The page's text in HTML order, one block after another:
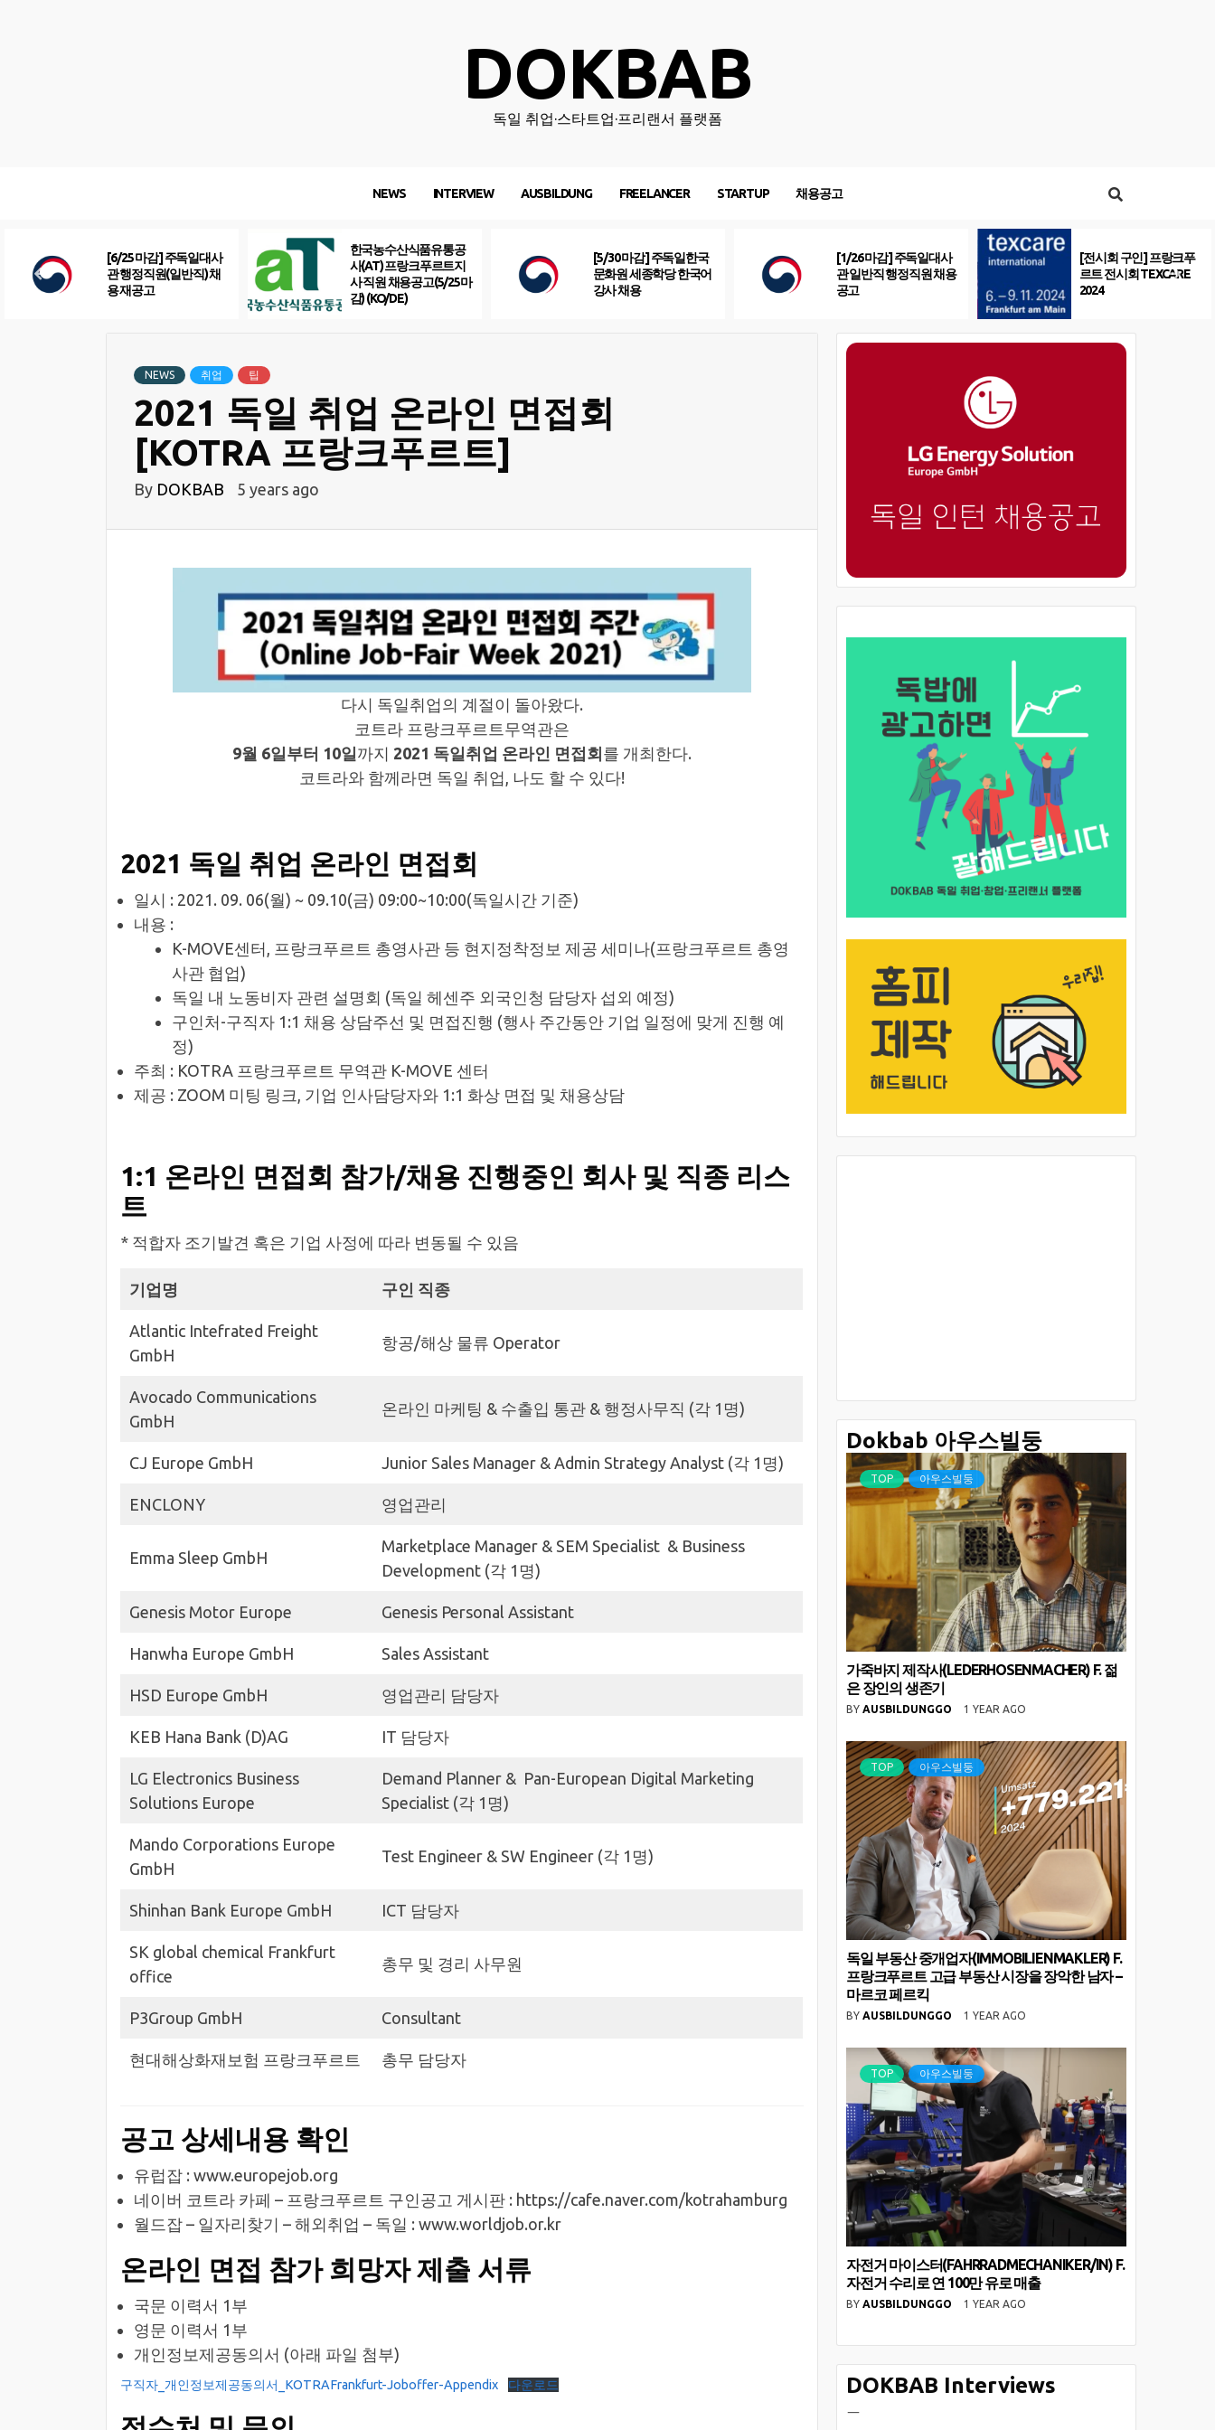
DOKBAB
독일 취업·스타트업·프리랜서 플랫폼
NEWS INTERVIEW AUSBILDUNG FREELANCER STARTUP 채용공고
[6/25 마감] 주독일대사
관 행정직원(일반직) 채
용 재공고
한국농수산식품유통공
사(AT) 프랑크푸르트지
사 직원 채용공고(5/25마
감) (KO/DE)
[5/30 마감] 주독일한국
문화원 세종학당 한국어
강사 채용
[1/26 마감] 주독일대사
관 일반직 행정직원 채용
공고
[전시회 구인] 프랑크푸
르트 전시회 TEXCARE
2024
NEWS 취업 팁
2021 독일 취업 온라인 면접회
[KOTRA 프랑크푸르트]
By DOKBAB 5 years ago
다시 독일취업의 계절이 돌아왔다.
코트라 프랑크푸르트무역관은
9월 6일부터 10일 까지 2021 독일취업 온라인 면접회 를 개최한다.
코트라와 함께라면 독일 취업, 나도 할 수 있다!
2021 독일 취업 온라인 면접회
일시 : 2021. 09. 06(월) ~ 09.10(금) 09:00~10:00(독일시간 기준)
내용 :
K-MOVE센터, 프랑크푸르트 총영사관 등 현지정착정보 제공 세미나(프랑크푸르트 총영
사관 협업)
독일 내 노동비자 관련 설명회 (독일 헤센주 외국인청 담당자 섭외 예정)
구인처-구직자 1:1 채용 상담주선 및 면접진행 (행사 주간동안 기업 일정에 맞게 진행 예
정)
주최 : KOTRA 프랑크푸르트 무역관 K-MOVE 센터
제공 : ZOOM 미팅 링크, 기업 인사담당자와 1:1 화상 면접 및 채용상담
1:1 온라인 면접회 참가/채용 진행중인 회사 및 직종 리스
트
* 적합자 조기발견 혹은 기업 사정에 따라 변동될 수 있음
기업명 구인 직종
Atlantic Intefrated Freight
GmbH
항공/해상 물류 Operator
Avocado Communications
GmbH
온라인 마케팅 & 수출입 통관 & 행정사무직 (각 1명)
CJ Europe GmbH Junior Sales Manager & Admin Strategy Analyst (각 1명)
ENCLONY 영업관리
Emma Sleep GmbH
Marketplace Manager & SEM Specialist & Business
Development (각 1명)
Genesis Motor Europe Genesis Personal Assistant
Hanwha Europe GmbH Sales Assistant
HSD Europe GmbH 영업관리 담당자
KEB Hana Bank (D)AG IT 담당자
LG Electronics Business
Solutions Europe
Demand Planner & Pan-European Digital Marketing
Specialist (각 1명)
Mando Corporations Europe
GmbH
Test Engineer & SW Engineer (각 1명)
Shinhan Bank Europe GmbH ICT 담당자
SK global chemical Frankfurt
office
총무 및 경리 사무원
P3Group GmbH Consultant
현대해상화재보험 프랑크푸르트 총무 담당자
공고 상세내용 확인
유럽잡 : www.europejob.org
네이버 코트라 카페 – 프랑크푸르트 구인공고 게시판 : https://cafe.naver.com/kotrahamburg
월드잡 – 일자리찾기 – 해외취업 – 독일 : www.worldjob.or.kr
온라인 면접 참가 희망자 제출 서류
국문 이력서 1부
영문 이력서 1부
개인정보제공동의서 (아래 파일 첨부)
구직자_개인정보제공동의서_KOTRAFrankfurt-Joboffer-Appendix 다운로드
Dokbab 아우스빌둥
TOP 아우스빌둥
가죽바지 제작사(LEDERHOSENMACHER) F. 젊
은 장인의 생존기
BY AUSBILDUNGGO 1 YEAR AGO
TOP 아우스빌둥
독일 부동산 중개업자(IMMOBILIENMAKLER) F.
프랑크푸르트 고급 부동산 시장을 장악한 남자 –
마르코 페르킥
BY AUSBILDUNGGO 1 YEAR AGO
TOP 아우스빌둥
자전거 마이스터(FAHRRADMECHANIKER/IN) F.
자전거 수리로 연 100만 유로 매출
BY AUSBILDUNGGO 1 YEAR AGO
DOKBAB Interviews
ㅡ